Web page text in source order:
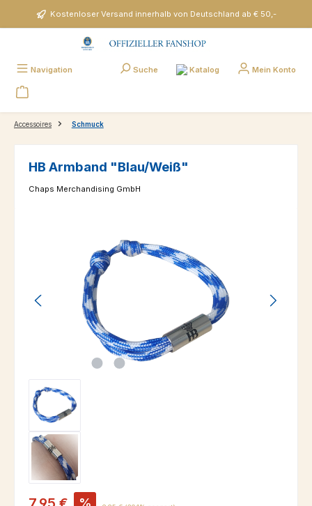
Zum Hauptinhalt springenKostenloser Versand innerhalb von Deutschland ab € 50,-
Navigation Suche Katalog Mein Konto
Accessoires Schmuck
HB Armband "Blau/Weiß"
Chaps Merchandising GmbH
Verkaufspreis: